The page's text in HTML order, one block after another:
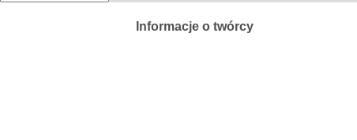
Informacje o twórcy